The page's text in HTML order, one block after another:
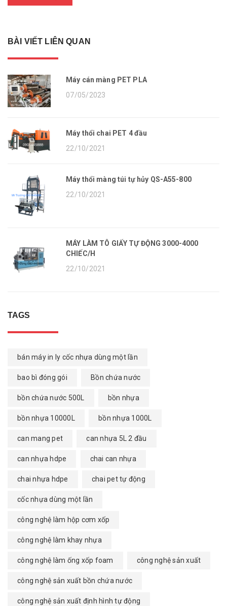
BÀI VIẾT LIÊN QUAN
Máy cán màng PET PLA
07/05/2023
Máy thổi chai PET 4 đầu
22/10/2021
Máy thổi màng túi tự hủy QS-A55-800
22/10/2021
MÁY LÀM TÔ GIẤY TỰ ĐỘNG 3000-4000
CHIẾC/H
22/10/2021
TAGS
bán máy in ly cốc nhựa dùng một lần
bao bì đóng gói Bồn chứa nước
bồn chứa nước 500L bồn nhựa
bồn nhựa 10000L bồn nhựa 1000L
can mang pet can nhựa 5L 2 đầu
can nhựa hdpe chai can nhựa
chai nhựa hdpe chai pet tự động
cốc nhựa dùng một lần
công nghệ làm hộp cơm xốp
công nghệ làm khay nhựa
công nghệ làm ống xốp foam công nghệ sản xuất
công nghệ sản xuất bồn chứa nước
công nghệ sản xuất định hình tự động